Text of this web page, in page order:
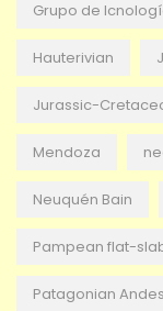
Grupo de
Hauterivian
Jurassic-
Mendoza
Neuquén Bain
Pampean flat-
Patagonian Andes